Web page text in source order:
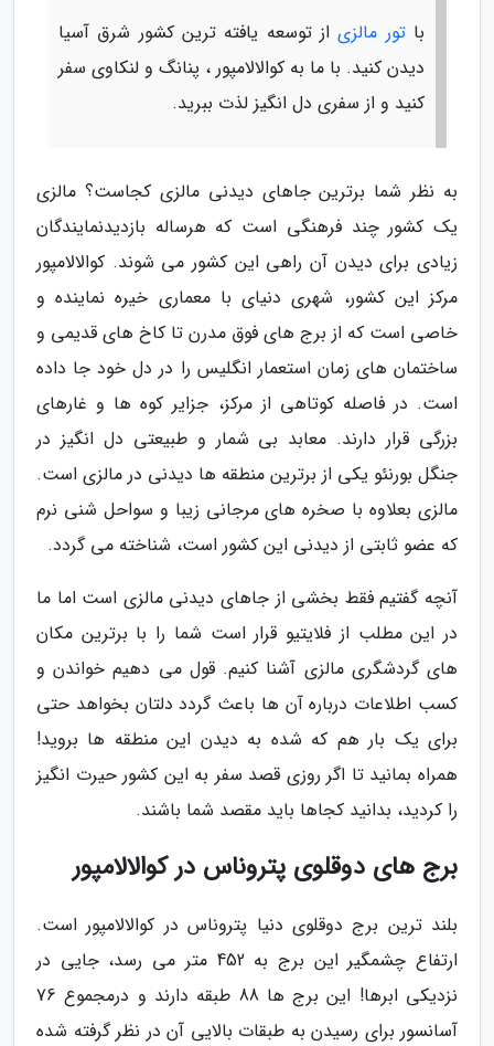
باتور مالزیاز توسعه یافته ترین کشور شرق آسیا
دیدن کنید. با ما به کوالالامپور ، پنانگ و لنکاوی سفر
کنید و از سفری دل انگیز لذت ببرید.
به نظر شما برترین جاهای دیدنی مالزی کجاست؟ مالزی
یک کشور چند فرهنگی است که هرساله بازدیدنمایندگان
زیادی برای دیدن آن راهی این کشور می شوند. کوالالامپور
مرکز این کشور، شهری دنیای با معماری خیره نماینده و
خاصی است که از برج های فوق مدرن تا کاخ های قدیمی و
ساختمان های زمان استعمار انگلیس را در دل خود جا داده
است. در فاصله کوتاهی از مرکز، جزایر کوه ها و غارهای
بزرگی قرار دارند. معابد بی شمار و طبیعتی دل انگیز در
جنگل بورنئو یکی از برترین منطقه ها دیدنی در مالزی است.
مالزی بعلاوه با صخره های مرجانی زیبا و سواحل شنی نرم
که عضو ثابتی از دیدنی این کشور است، شناخته می گردد.
آنچه گفتیم فقط بخشی از جاهای دیدنی مالزی است اما ما
در این مطلب از فلایتیو قرار است شما را با برترین مکان
های گردشگری مالزی آشنا کنیم. قول می دهیم خواندن و
کسب اطلاعات درباره آن ها باعث گردد دلتان بخواهد حتی
برای یک بار هم که شده به دیدن این منطقه ها بروید!
همراه بمانید تا اگر روزی قصد سفر به این کشور حیرت انگیز
را کردید، بدانید کجاها باید مقصد شما باشند.
برج های دوقلوی پتروناس در کوالالامپور
بلند ترین برج دوقلوی دنیا پتروناس در کوالالامپور است.
ارتفاع چشمگیر این برج به 452 متر می رسد، جایی در
نزدیکی ابرها! این برج ها 88 طبقه دارند و درمجموع 76
آسانسور برای رسیدن به طبقات بالایی آن در نظر گرفته شده